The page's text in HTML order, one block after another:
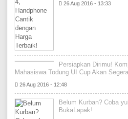
26 Aug 2016 - 13:33
Persiapkan Dirimu!
Mahasiswa Todung UI Cup Akan
26 Aug 2016 - 12:48
Belum Kurban? Coba
BukaLapak!